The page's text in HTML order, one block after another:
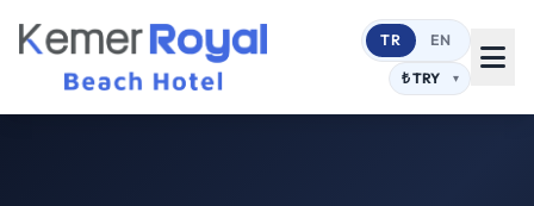
TR EN